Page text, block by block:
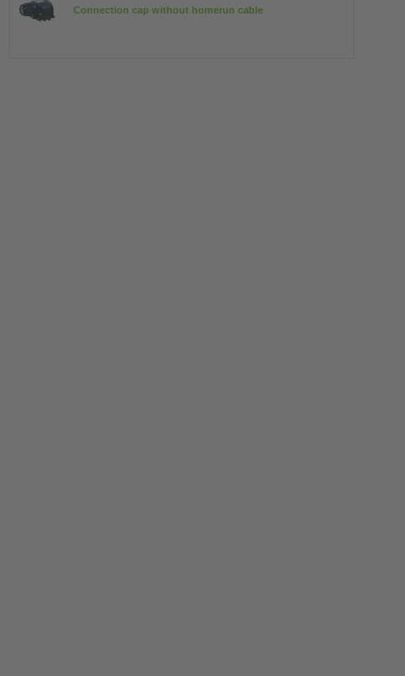
Connection cap without homerun cable